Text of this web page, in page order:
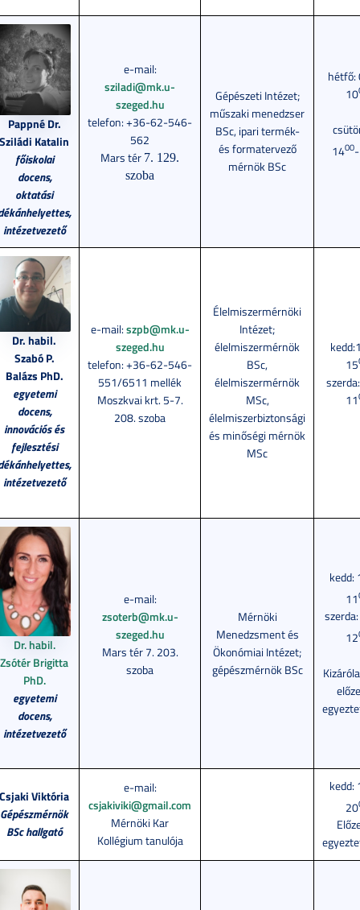
Pappné Dr.
Sziládi Katalin
főiskolai
docens,
oktatási
intézetvezető
e-mail:
sziladi@mk.u-
szeged.hu
telefon:+36-62-546-
562
Mars tér 7. 129.
szoba
Gépészeti Intézet;
műszaki menedzser
BSc, ipari termék-
és formatervező
mérnök BSc
hétfő:
10
1400
Dr. habil.
Szabó P.
Balázs PhD.
egyetemi
docens,
innovációs és
fejlesztési
intézetvezető
e-mail:szpb@mk.u-
szeged.hu
telefon: +36-62-546-
551/6511 mellék
Moszkvai krt. 5-7.
208. szoba
Élelmiszermérnöki
Intézet;
élelmiszermérnök
BSc,
élelmiszermérnök
MSc,
élelmiszerbiztonsági
és minőségi mérnök
MSc
15
11
Dr. habil.
Zsótér Brigitta
PhD.
egyetemi
docens,
intézetvezető
e-mail:
zsoterb@mk.u-
szeged.hu
Mars tér 7. 203.
szoba
Mérnöki
Menedzsment és
Ökonómiai Intézet;
gépészmérnök BSc
kedd:
11
12
Csjaki Viktória
Gépészmérnök
BSc hallgató
e-mail:
csjakiviki@gmail.com
Mérnöki Kar
Kollégium tanulója
kedd:
20